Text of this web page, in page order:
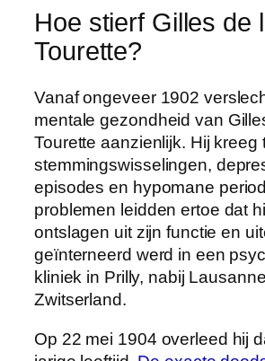
Hoe stierf Gilles de
Tourette?
Vanaf ongeveer 1902
mentale gezondheid van
Tourette aanzienlijk. Hij kreeg
stemmingswisselingen,
episodes en hypomane
problemen leidden ertoe dat
ontslagen uit zijn functie en
geïnterneerd werd in een
kliniek in Prilly, nabij
Zwitserland.
Op 22 mei 1904 overleed hij